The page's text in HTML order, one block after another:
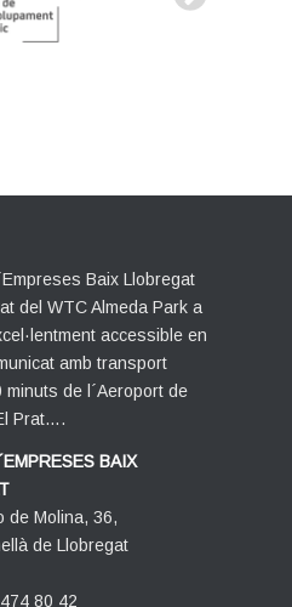
Baix Llobregat
del WTC Almeda Park a
accessible en
amb transport
minuts de l´Aeroport de
Prat….
BAIX
de Molina, 36,
de Llobregat
80 42